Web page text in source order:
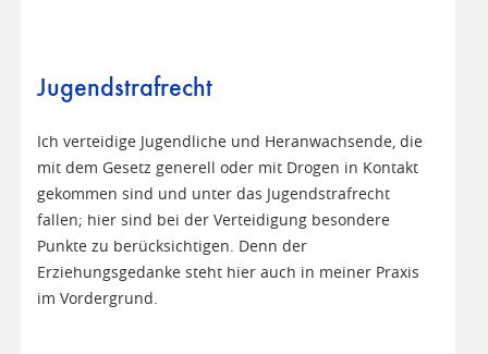
Jugendstrafrecht
Ich verteidige Jugendliche und Heranwachsende, die
mit dem Gesetz generell oder mit Drogen in Kontakt
gekommen sind und unter das Jugendstrafrecht
fallen; hier sind bei der Verteidigung besondere
Punkte zu berücksichtigen. Denn der
Erziehungsgedanke steht hier auch in meiner Praxis
im Vordergrund.